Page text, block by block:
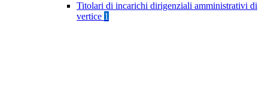
Titolari di incarichi dirigenziali amministrativi di
vertice 1